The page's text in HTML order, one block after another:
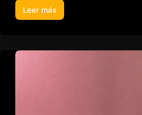
Leer más
Pronto
Gamescom